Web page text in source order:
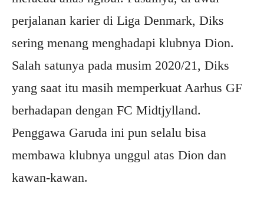
perjalanan karier di Liga Denmark, Diks
sering menang menghadapi klubnya Dion.
Salah satunya pada musim 2020/21, Diks
yang saat itu masih memperkuat Aarhus GF
berhadapan dengan FC Midtjylland.
Penggawa Garuda ini pun selalu bisa
membawa klubnya unggul atas Dion dan
kawan-kawan.